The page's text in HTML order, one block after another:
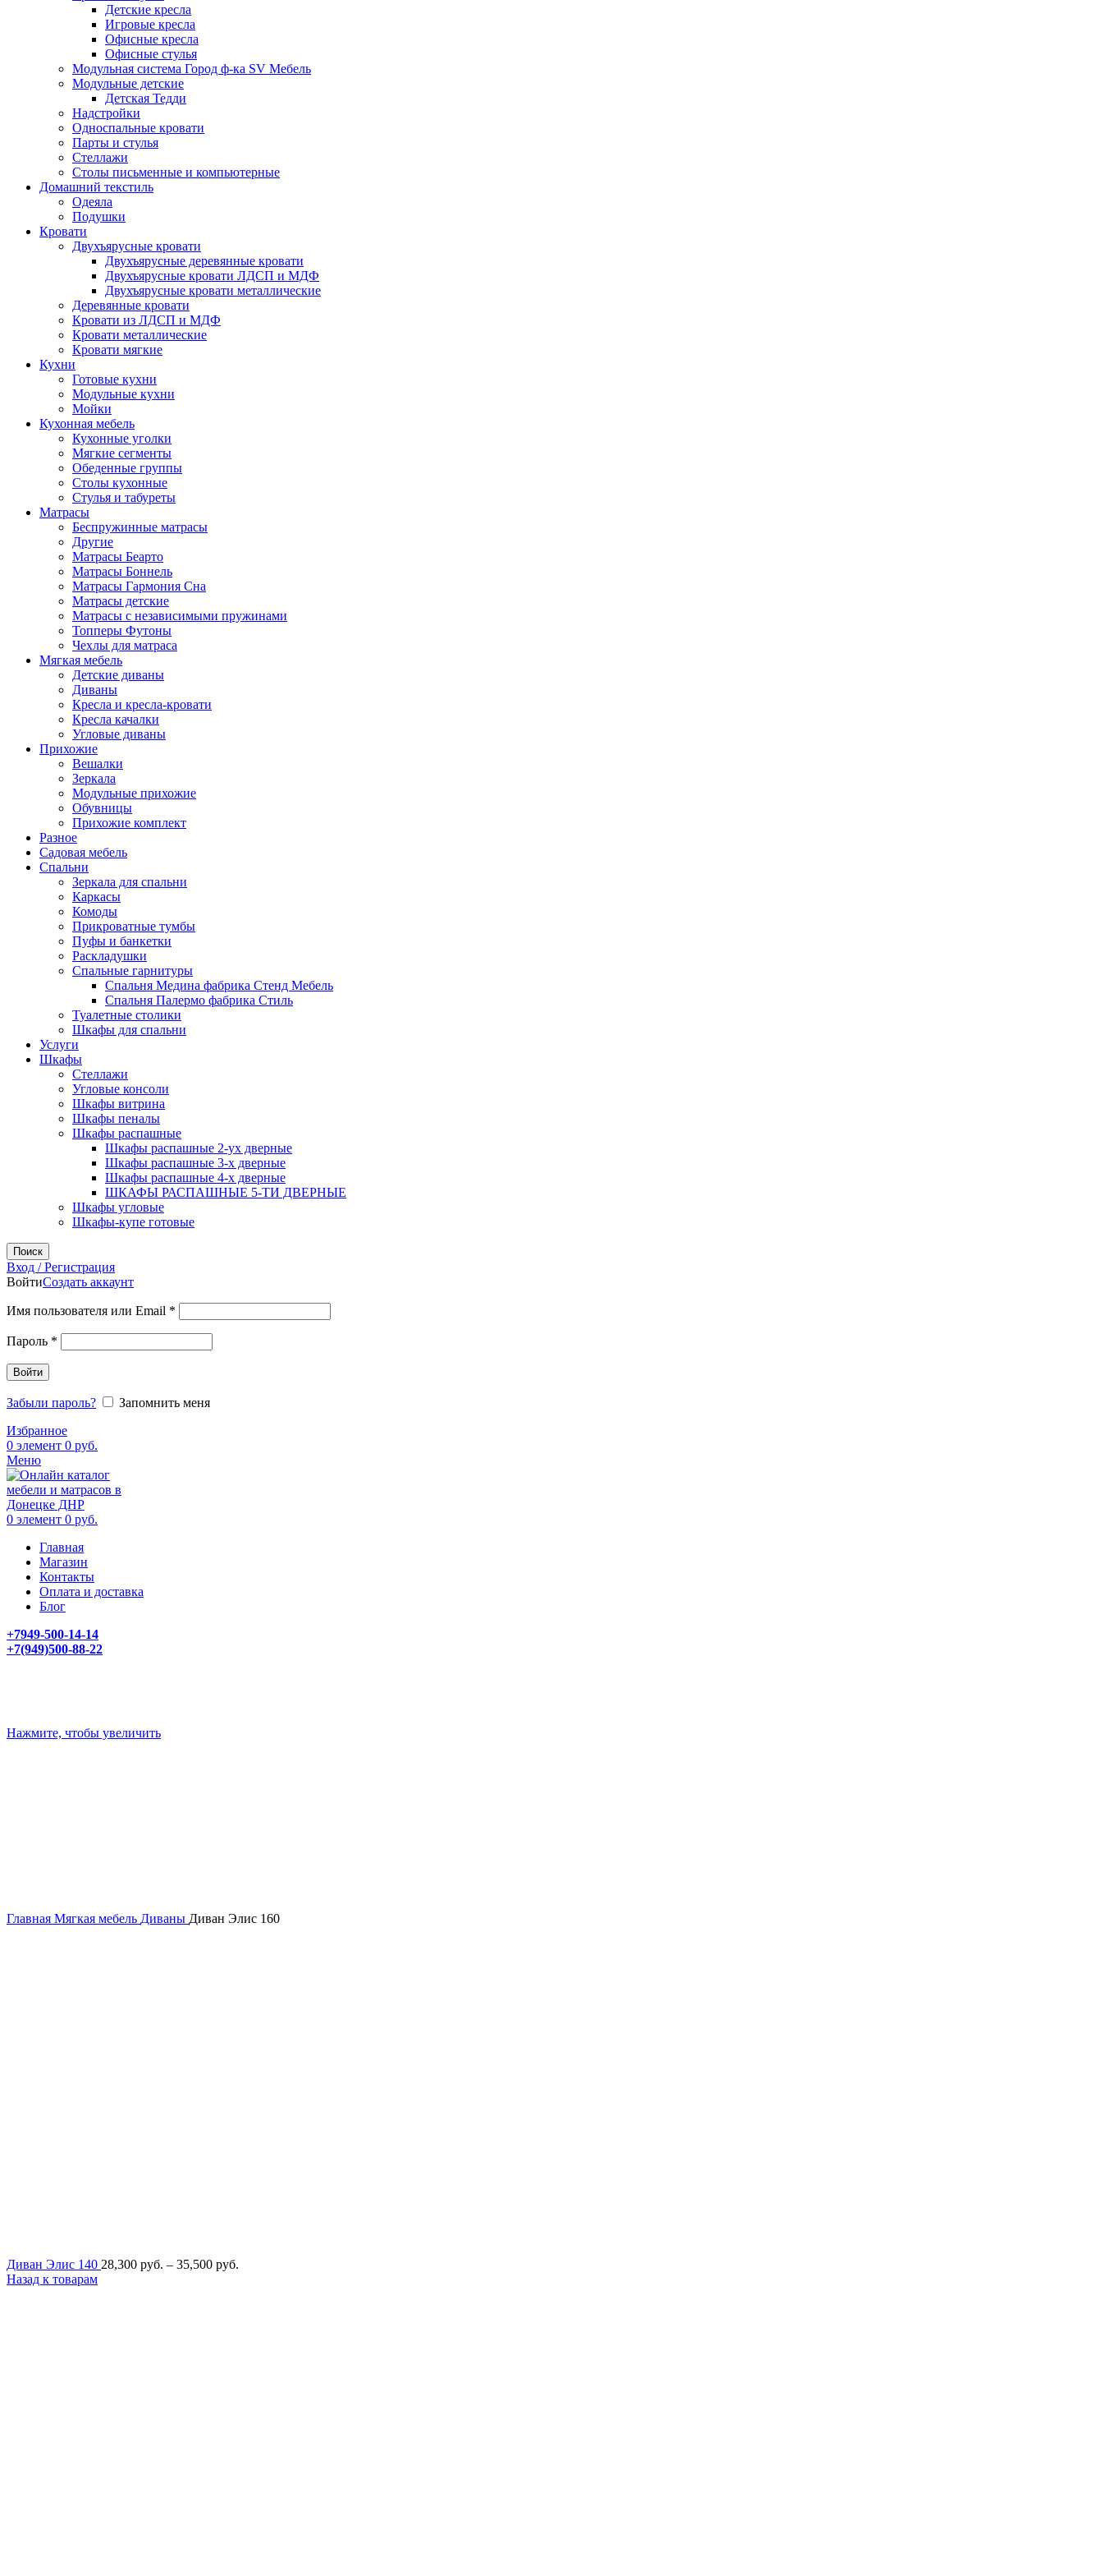
Детские кресла
Игровые кресла
Офисные кресла
Офисные стулья
Модульная система Город ф-ка SV Мебель
Модульные детские
Детская Тедди
Надстройки
Односпальные кровати
Парты и стулья
Стеллажи
Столы письменные и компьютерные
Домашний текстиль
Одеяла
Подушки
Кровати
Двухъярусные кровати
Двухъярусные деревянные кровати
Двухъярусные кровати ЛДСП и МДФ
Двухъярусные кровати металлические
Деревянные кровати
Кровати из ЛДСП и МДФ
Кровати металлические
Кровати мягкие
Кухни
Готовые кухни
Модульные кухни
Мойки
Кухонная мебель
Кухонные уголки
Мягкие сегменты
Обеденные группы
Столы кухонные
Стулья и табуреты
Матрасы
Беспружинные матрасы
Другие
Матрасы Беарто
Матрасы Боннель
Матрасы Гармония Сна
Матрасы детские
Матрасы с независимыми пружинами
Топперы Футоны
Чехлы для матраса
Мягкая мебель
Детские диваны
Диваны
Кресла и кресла-кровати
Кресла качалки
Угловые диваны
Прихожие
Вешалки
Зеркала
Модульные прихожие
Обувницы
Прихожие комплект
Разное
Садовая мебель
Спальни
Зеркала для спальни
Каркасы
Комоды
Прикроватные тумбы
Пуфы и банкетки
Раскладушки
Спальные гарнитуры
Спальня Медина фабрика Стенд Мебель
Спальня Палермо фабрика Стиль
Туалетные столики
Шкафы для спальни
Услуги
Шкафы
Стеллажи
Угловые консоли
Шкафы витрина
Шкафы пеналы
Шкафы распашные
Шкафы распашные 2-ух дверные
Шкафы распашные 3-х дверные
Шкафы распашные 4-х дверные
ШКАФЫ РАСПАШНЫЕ 5-ТИ ДВЕРНЫЕ
Шкафы угловые
Шкафы-купе готовые
Поиск
Вход / Регистрация
ВойтиСоздать аккаунт
Имя пользователя или Email *
Пароль *
Войти
Забыли пароль?
Запомнить меня
Избранное
0 элемент 0 руб.
Меню
0 элемент 0 руб.
Главная
Магазин
Контакты
Оплата и доставка
Блог
+7949-500-14-14
+7(949)500-88-22
Нажмите, чтобы увеличить
Главная Мягкая мебель Диваны Диван Элис 160
Диван Элис 140 28,300 руб. – 35,500 руб.
Назад к товарам